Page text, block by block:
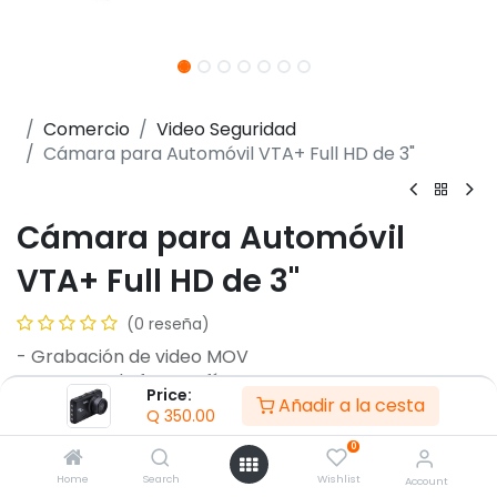
Price:
Q 350.00 Añadir a la cesta
Home Search
0
Wishlist Account
Comercio
Video Seguridad
Cámara para Automóvil VTA+ Full HD de 3"
Cámara para Automóvil
VTA+ Full HD de 3"
(0 reseña)
- Grabación de video MOV
- Formato de fotografía JPG
- Entrada USB-C
- Frecuencia 50Hz/60Hz
- Batería 200mAh
- Admite MicroSD hasta 32GB